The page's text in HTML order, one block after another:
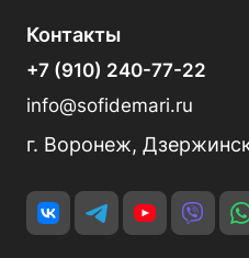
Контакты
+7 (910) 240-77-22
info@sofidemari.ru
г. Воронеж,